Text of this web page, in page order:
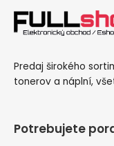
Predaj širokého
tonerov a náplní,
Potrebujete